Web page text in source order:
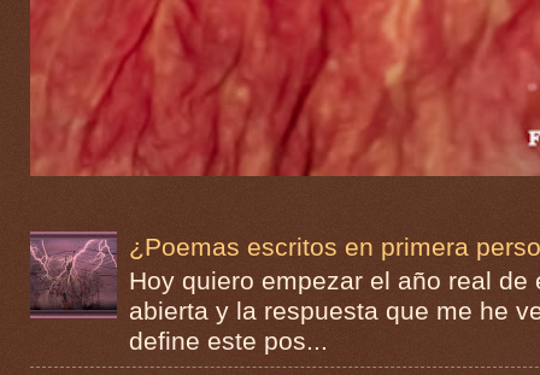
¿Poemas escritos en primera
Hoy quiero empezar el año real
abierta y la respuesta que me he
define este pos...